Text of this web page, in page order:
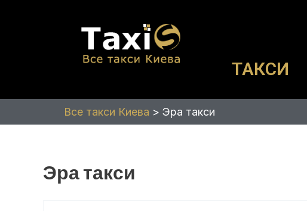
ТАКСИ
Все такси Киева > Эра такси
Эра такси